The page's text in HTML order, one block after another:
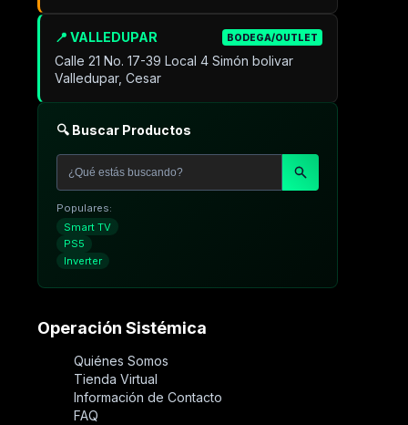
📍 VALLEDUPAR BODEGA/OUTLET
Calle 21 No. 17-39 Local 4 Simón bolivar
Valledupar, Cesar
🔍 Buscar Productos
Populares:
Smart TV
PS5
Inverter
Operación Sistémica
Quiénes Somos
Tienda Virtual
Información de Contacto
FAQ